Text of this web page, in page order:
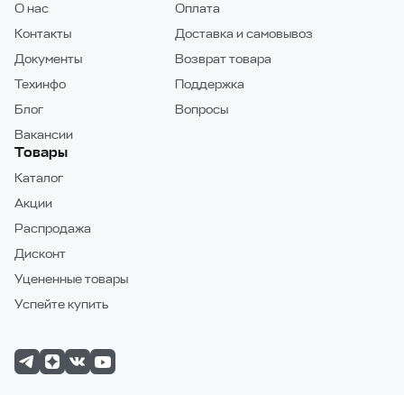
О нас
Контакты
Документы
Техинфо
Блог
Вакансии
Оплата
Доставка и самовывоз
Возврат товара
Поддержка
Вопросы
Товары
Каталог
Акции
Распродажа
Дисконт
Уцененные товары
Успейте купить